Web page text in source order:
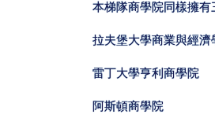
本梯隊商學院同樣擁有
拉夫堡大學商業與經濟
雷丁大學亨利商學院
阿斯頓商學院